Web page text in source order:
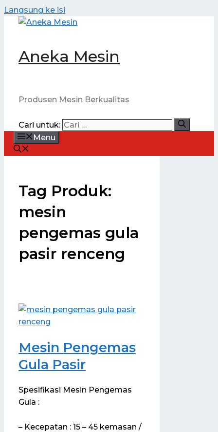
Langsung ke isi
Aneka Mesin
Produsen Mesin Berkualitas
Cari untuk:
Menu
Tag Produk:
mesin
pengemas gula
pasir renceng
Mesin Pengemas
Gula Pasir
Spesifikasi Mesin Pengemas
Gula :
– Kecepatan : 15 – 45 kemasan /